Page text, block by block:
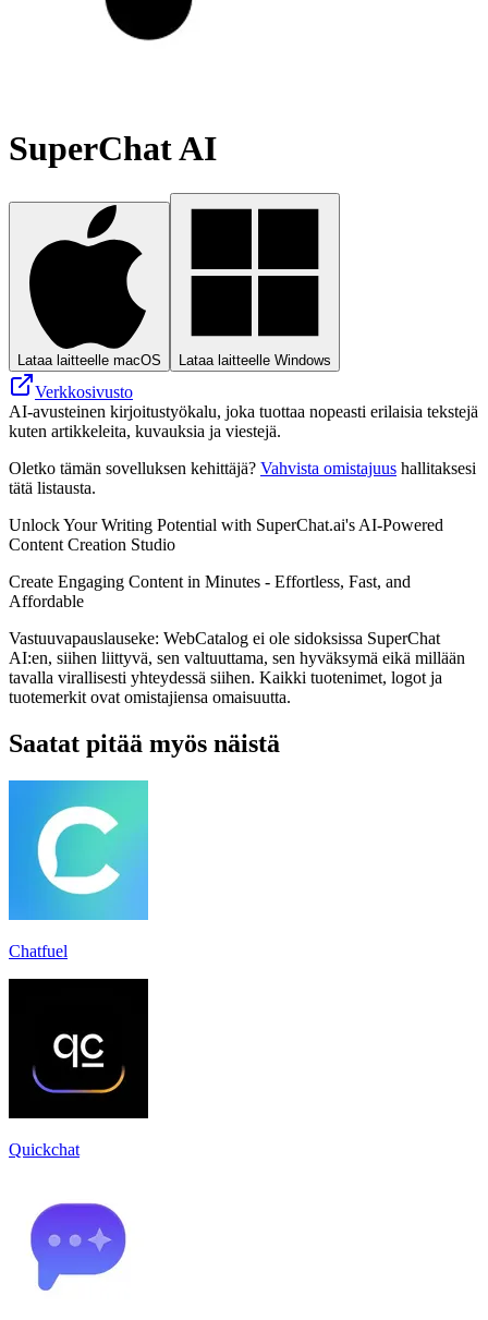
SuperChat AI
Lataa laitteelle macOS Lataa laitteelle Windows
Verkkosivusto
AI-avusteinen kirjoitustyökalu, joka tuottaa nopeasti erilaisia tekstejä
kuten artikkeleita, kuvauksia ja viestejä.
Oletko tämän sovelluksen kehittäjä? Vahvista omistajuus hallitaksesi
tätä listausta.
Unlock Your Writing Potential with SuperChat.ai's AI-Powered
Content Creation Studio
Create Engaging Content in Minutes - Effortless, Fast, and
Affordable
Vastuuvapauslauseke: WebCatalog ei ole sidoksissa SuperChat
AI:en, siihen liittyvä, sen valtuuttama, sen hyväksymä eikä millään
tavalla virallisesti yhteydessä siihen. Kaikki tuotenimet, logot ja
tuotemerkit ovat omistajiensa omaisuutta.
Saatat pitää myös näistä
Chatfuel
Quickchat